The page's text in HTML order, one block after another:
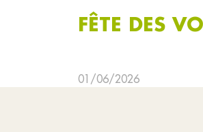
FÊTE DES
01/06/2026